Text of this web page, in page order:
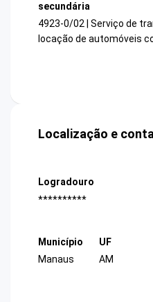
secundária
4923-0/02 | Serviço de
locação de automóveis
Localização e
Logradouro
**********
Município
Manaus
UF
AM